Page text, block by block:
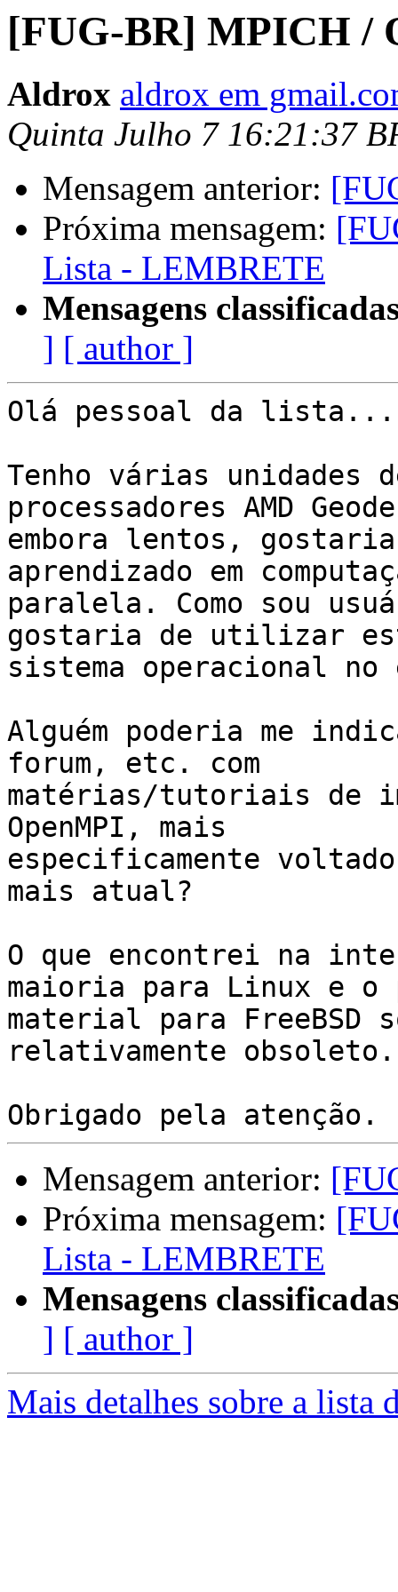
[FUG-BR] MPICH /
Aldrox aldrox em
Quinta Julho 7 16:21:37
Mensagem anterior:
Próxima mensagem:
Lista - LEMBRETE
Mensagens
] [ author ]
Olá pessoal da lista...
Tenho várias unidades
processadores AMD
embora lentos,
aprendizado em
paralela. Como sou
gostaria de utilizar
sistema operacional no
Alguém poderia me
forum, etc. com
matérias/tutoriais de
OpenMPI, mais
especificamente
mais atual?
O que encontrei na
maioria para Linux e o
material para FreeBSD
relativamente obsoleto.
Mensagem anterior:
Próxima mensagem:
Lista - LEMBRETE
Mensagens
] [ author ]
Mais detalhes sobre a lista